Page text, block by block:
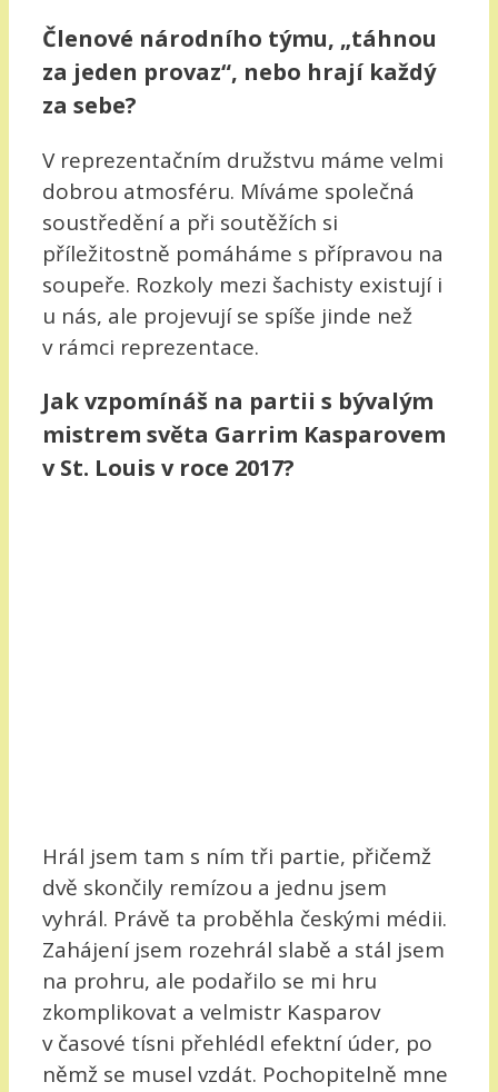
Členové národního týmu, „táhnou
za jeden provaz“, nebo hrají každý
za sebe?
V reprezentačním družstvu máme velmi
dobrou atmosféru. Míváme společná
soustředění a při soutěžích si
příležitostně pomáháme s přípravou na
soupeře. Rozkoly mezi šachisty existují i
u nás, ale projevují se spíše jinde než
v rámci reprezentace.
Jak vzpomínáš na partii s bývalým
mistrem světa Garrim Kasparovem
v St. Louis v roce 2017?
Hrál jsem tam s ním tři partie, přičemž
dvě skončily remízou a jednu jsem
vyhrál. Právě ta proběhla českými médii.
Zahájení jsem rozehrál slabě a stál jsem
na prohru, ale podařilo se mi hru
zkomplikovat a velmistr Kasparov
v časové tísni přehlédl efektní úder, po
němž se musel vzdát. Pochopitelně mne